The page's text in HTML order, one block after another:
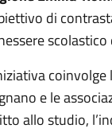
di
e le
allo studio,